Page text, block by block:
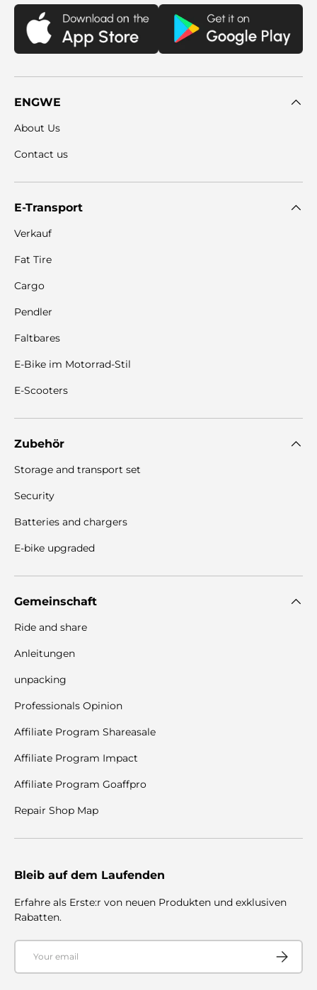
ENGWE
About Us
Contact us
E-Transport
Verkauf
Fat Tire
Cargo
Pendler
Faltbares
E-Bike im Motorrad-Stil
E-Scooters
Zubehör
Storage and transport set
Security
Batteries and chargers
E-bike upgraded
Gemeinschaft
Ride and share
Anleitungen
unpacking
Professionals Opinion
Affiliate Program Shareasale
Affiliate Program Impact
Affiliate Program Goaffpro
Repair Shop Map
Bleib auf dem Laufenden
Erfahre als Erste:r von neuen Produkten und exklusiven
Rabatten.
Email
Subscribe